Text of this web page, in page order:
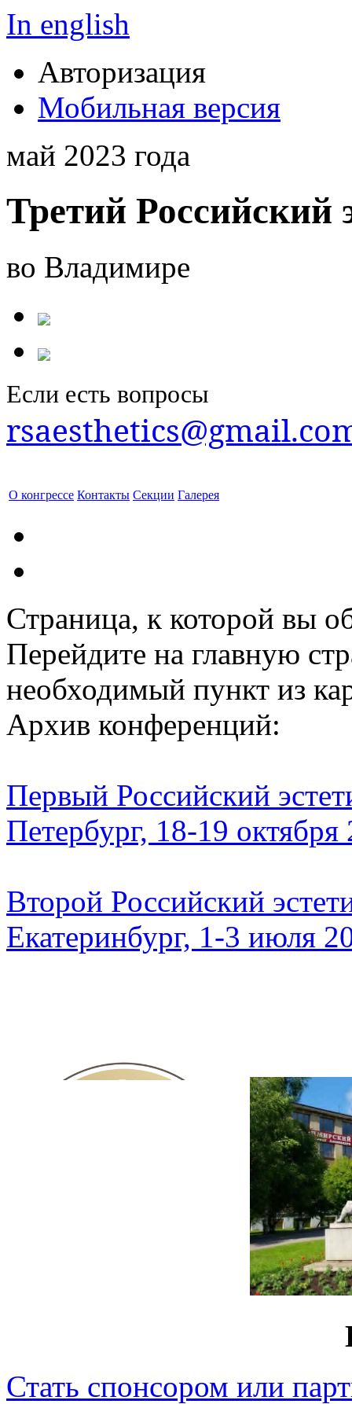
In english
Авторизация
Мобильная версия
май 2023 года
Третий Российский
во Владимире
Если есть вопросы
О конгрессе Контакты Секции Галерея
Страница, к которой вы
Перейдите на главную
необходимый пункт из
Архив конференций:
Первый Российский
Петербург, 18-19 октября
Второй Российский
Екатеринбург, 1-3 июля
Стать спонсором или